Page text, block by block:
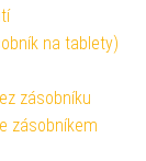
na tablety)
zásobníku
zásobníkem